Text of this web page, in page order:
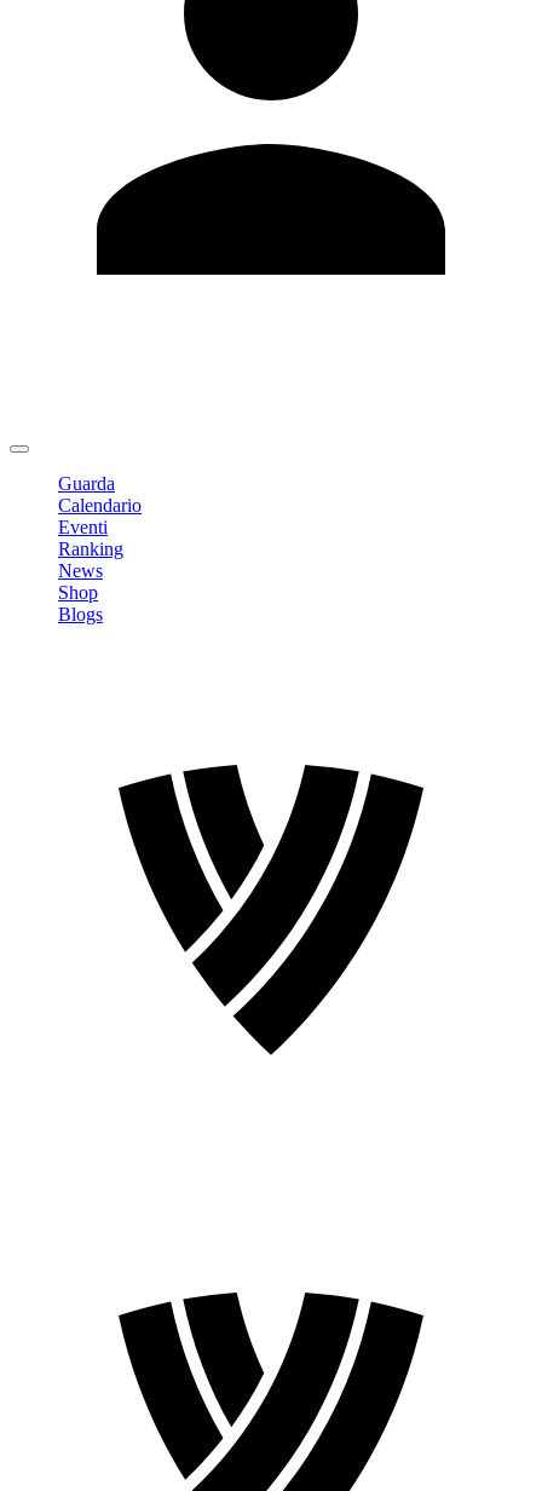
Guarda
Calendario
Eventi
Ranking
News
Shop
Blogs